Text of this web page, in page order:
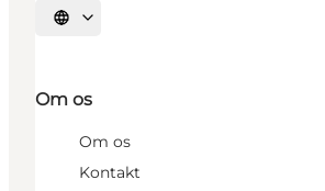
Vælg sprog
Om os
Om os
Kontakt